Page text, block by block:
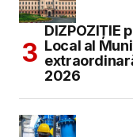
DIZPOZIȚIE
Local al
2026